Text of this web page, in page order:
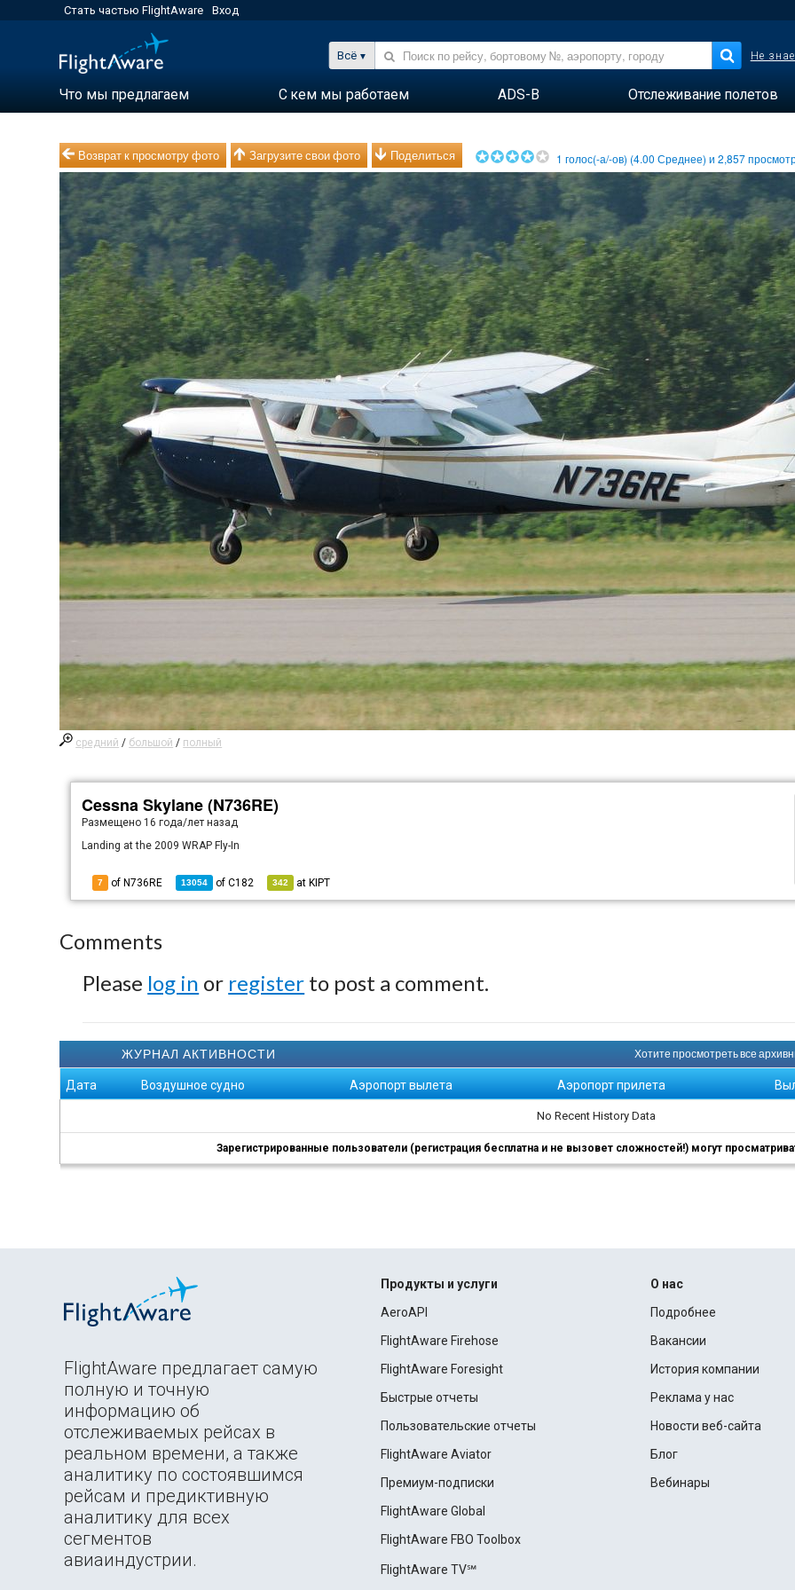
Стать частью FlightAware Вход
Всё Не
Что мы предлагаем С кем мы работаем ADS-B Отслеживание полетов
Возврат к просмотру фото Загрузите свои фото Поделиться 1 голос(-а/-ов) (4.00 Среднее) и2,857
средний / большой / полный
Cessna Skylane (N736RE)
Размещено 16 года/лет назад
Landing at the 2009 WRAP Fly-In
7 of N736RE 13054 ofC182 342 at KIPT
Comments
Please log in or register to post a comment.
ЖУРНАЛ АКТИВНОСТИ Хотите просмотреть все
Дата Воздушное судно Аэропорт вылета Аэропорт прилета
No Recent History Data
Зарегистрированные пользователи (регистрация бесплатна и не вызовет сложностей!) могут
FlightAware предлагает самую
полную и точную
информацию об
отслеживаемых рейсах в
реальном времени, а также
аналитику по состоявшимся
рейсам и предиктивную
аналитику для всех
сегментов
авиаиндустрии.
Продукты и услуги
AeroAPI
FlightAware Firehose
FlightAware Foresight
Быстрые отчеты
Пользовательские отчеты
FlightAware Aviator
Премиум-подписки
FlightAware Global
FlightAware FBO Toolbox
FlightAware TV℠
О нас
Подробнее
Вакансии
История компании
Реклама у нас
Новости веб-сайта
Блог
Вебинары